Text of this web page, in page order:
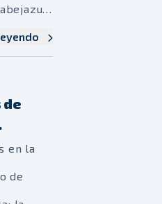
evento
viejos
una
de
en la
de